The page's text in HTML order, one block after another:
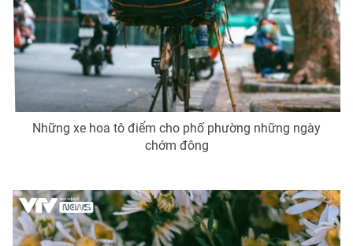
Những xe hoa tô điểm cho phố phường những ngày
chớm đông